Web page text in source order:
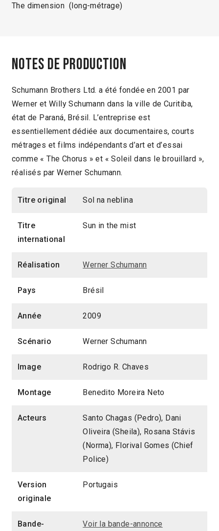
The dimension (long-métrage)
Notes de production
Schumann Brothers Ltd. a été fondée en 2001 par
Werner et Willy Schumann dans la ville de Curitiba,
état de Paraná, Brésil. L’entreprise est
essentiellement dédiée aux documentaires, courts
métrages et films indépendants d’art et d’essai
comme « The Chorus » et « Soleil dans le brouillard »,
réalisés par Werner Schumann.
Titre original Sol na neblina
Titre
international
Sun in the mist
Réalisation Werner Schumann
Pays Brésil
Année 2009
Scénario Werner Schumann
Image Rodrigo R. Chaves
Montage Benedito Moreira Neto
Acteurs
Santo Chagas (Pedro), Dani
Oliveira (Sheila), Rosana Stávis
(Norma), Florival Gomes (Chief
Police)
Version
originale
Portugais
Bande- Voir la bande-annonce